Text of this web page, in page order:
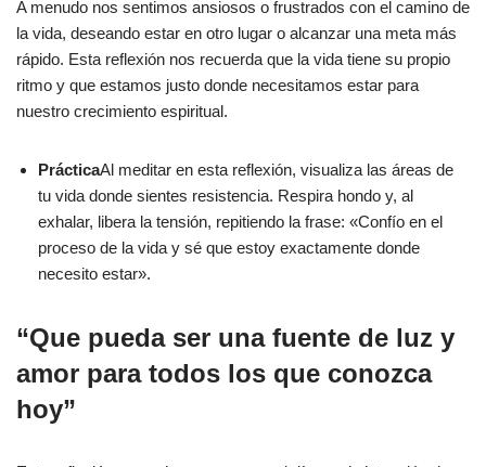
A menudo nos sentimos ansiosos o frustrados con el camino de
la vida, deseando estar en otro lugar o alcanzar una meta más
rápido. Esta reflexión nos recuerda que la vida tiene su propio
ritmo y que estamos justo donde necesitamos estar para
nuestro crecimiento espiritual.
PrácticaAl meditar en esta reflexión, visualiza las áreas de
tu vida donde sientes resistencia. Respira hondo y, al
exhalar, libera la tensión, repitiendo la frase: «Confío en el
proceso de la vida y sé que estoy exactamente donde
necesito estar».
“Que pueda ser una fuente de luz y
amor para todos los que conozca
hoy”